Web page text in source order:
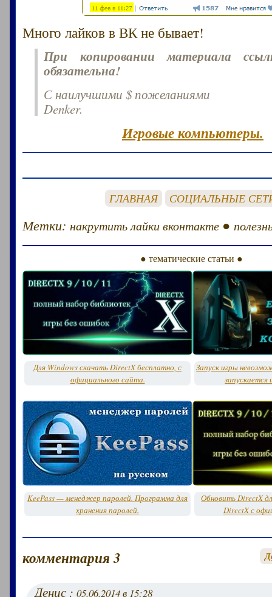
Много лайков в ВК не бывает!
При копировании материала
обязательна!
С наилучшими $ пожеланиями
Denker.
Игровые компьютеры.
ГЛАВНАЯ СОЦИАЛЬНЫЕ
Метки: накрутить лайки вконтакте ●
● тематические статьи ●
Для Windows скачать DirectX бесплатно, с
официального сайта.
Запуск игры
запускается
KeePass — менеджер паролей. Программа для
хранения паролей.
Обновить DirectX
DirectX с
комментария 3
Денис :05.06.2014 в 15:28